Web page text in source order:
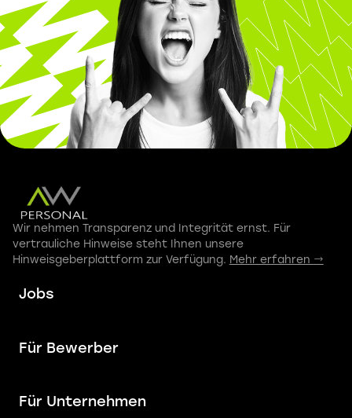
Wir nehmen Transparenz und Integrität ernst. Für
vertrauliche Hinweise steht Ihnen unsere
Hinweisgeberplattform zur Verfügung. Mehr erfahren →
Jobs
Für Bewerber
Für Unternehmen